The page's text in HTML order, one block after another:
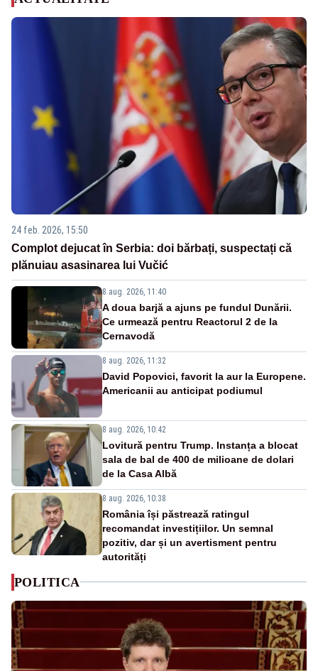
24 feb. 2026, 15:50
Complot dejucat în Serbia: doi bărbați, suspectați că
plănuiau asasinarea lui Vučić
8 aug. 2026, 11:40
A doua barjă a ajuns pe fundul Dunării.
Ce urmează pentru Reactorul 2 de la
Cernavodă
8 aug. 2026, 11:32
David Popovici, favorit la aur la Europene.
Americanii au anticipat podiumul
8 aug. 2026, 10:42
Lovitură pentru Trump. Instanța a blocat
sala de bal de 400 de milioane de dolari
de la Casa Albă
8 aug. 2026, 10:38
România își păstrează ratingul
recomandat investițiilor. Un semnal
pozitiv, dar și un avertisment pentru
autorități
POLITICA